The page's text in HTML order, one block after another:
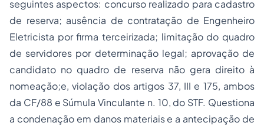
seguintes aspectos: concurso realizado para cadastro
de reserva; ausência de contratação de Engenheiro
Eletricista por firma terceirizada; limitação do quadro
de servidores por determinação legal; aprovação de
candidato no quadro de reserva não gera direito à
nomeação;e, violação dos artigos 37, III e 175, ambos
da CF/88 e Súmula Vinculante n. 10, do STF. Questiona
a condenação em danos materiais e a antecipação de